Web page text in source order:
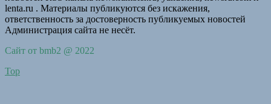
lenta.ru . Материалы публикуются без искажения,
ответственность за достоверность публикуемых новостей
Администрация сайта не несёт.
Сайт от bmb2 @ 2022
Top